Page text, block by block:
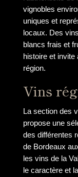
vignobles
uniques et
locaux. Des
blancs frais et
histoire et
région.
Vins
La section des
propose une
des différentes
de Bordeaux
les vins de la
le caractère et